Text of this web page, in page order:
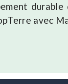
avec